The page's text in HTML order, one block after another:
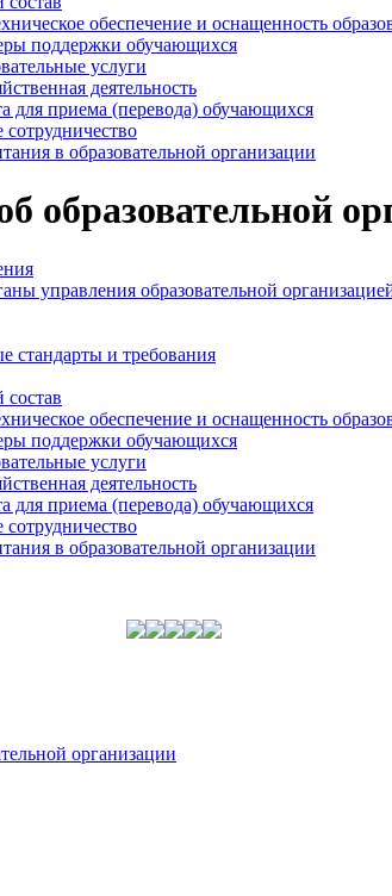
обеспечение и оснащенность
поддержки обучающихся
услуги
деятельность
для приема (перевода) обучающихся
в образовательной организации
образовательной
управления образовательной
стандарты и требования
состав
обеспечение и оснащенность
поддержки обучающихся
услуги
деятельность
для приема (перевода) обучающихся
в образовательной организации
организации